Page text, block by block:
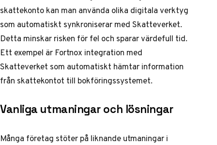
skattekonto kan man använda olika digitala verktyg
som automatiskt synkroniserar med Skatteverket.
Detta minskar risken för fel och sparar värdefull tid.
Ett exempel är Fortnox integration med
Skatteverket som automatiskt hämtar information
från skattekontot till bokföringssystemet.
Vanliga utmaningar och lösningar
Många företag stöter på liknande utmaningar i